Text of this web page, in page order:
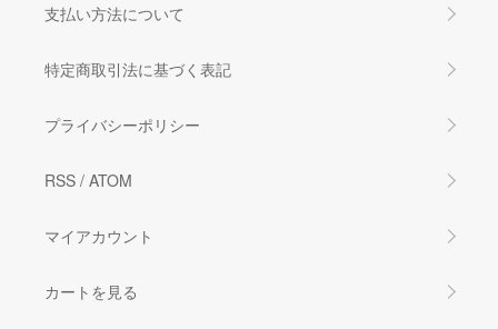
支払い方法について
特定商取引法に基づく表記
プライバシーポリシー
RSS / ATOM
マイアカウント
カートを見る